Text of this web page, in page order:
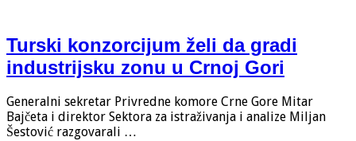
Turski konzorcijum želi da gradi
industrijsku zonu u Crnoj Gori
Generalni sekretar Privredne komore Crne Gore Mitar
Bajčeta i direktor Sektora za istraživanja i analize Miljan
Šestović razgovarali …